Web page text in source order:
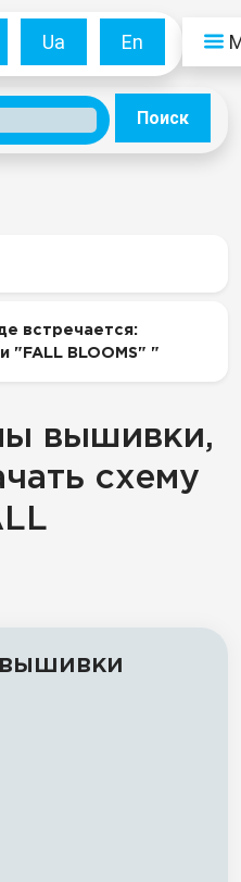
Ua En
Поиск
встречается:
"FALL BLOOMS" "
вышивки,
схему
вышивки